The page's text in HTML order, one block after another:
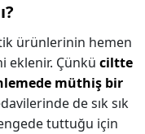
ürünlerinin hemen
eklenir. Çünkü ciltte
müthiş bir
de sık sık
tuttuğu için